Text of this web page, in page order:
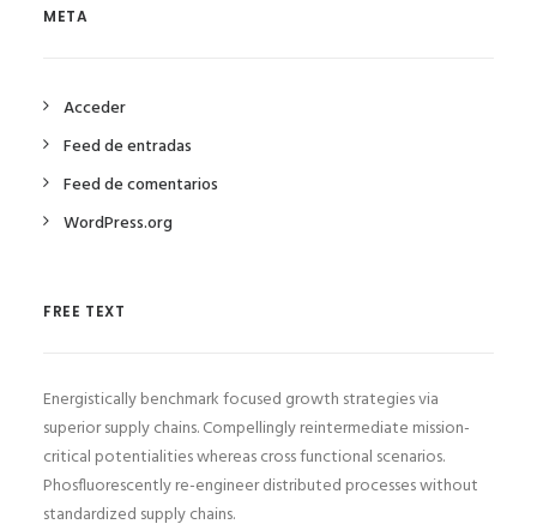
META
Acceder
Feed de entradas
Feed de comentarios
WordPress.org
FREE TEXT
Energistically benchmark focused growth strategies via
superior supply chains. Compellingly reintermediate mission-
critical potentialities whereas cross functional scenarios.
Phosfluorescently re-engineer distributed processes without
standardized supply chains.